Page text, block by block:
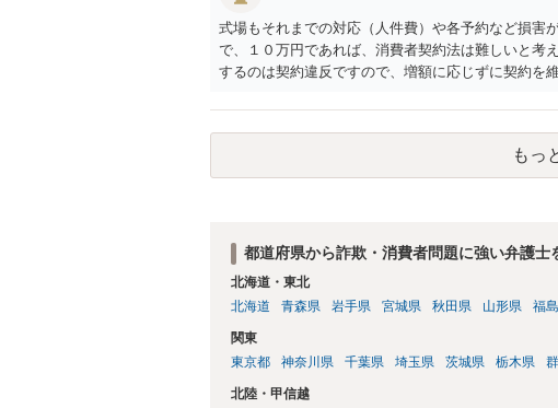
式場もそれまでの対応（人件費）や各予約など損害
で、１０万円であれば、消費者契約法は難しいと考
するのは契約違反ですので、増額に応じずに契約を
もっ
都道府県から詐欺・消費者問題に強い弁護士
北海道・東北
北海道
青森県 岩手県 宮城県 秋田県 山形県 福
関東
東京都
神奈川県 千葉県 埼玉県 茨城県 栃木県
北陸・甲信越